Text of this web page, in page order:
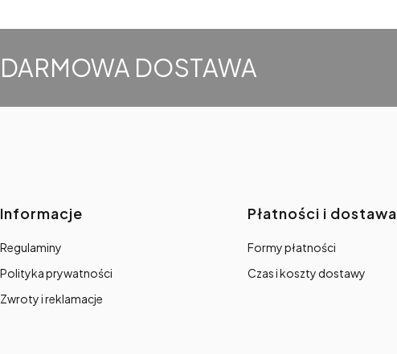
DARMOWA DOSTAWA
Linki w stopce
Informacje
Regulaminy
Polityka prywatności
Zwroty i reklamacje
Płatności i dostawa
Formy płatności
Czas i koszty dostawy